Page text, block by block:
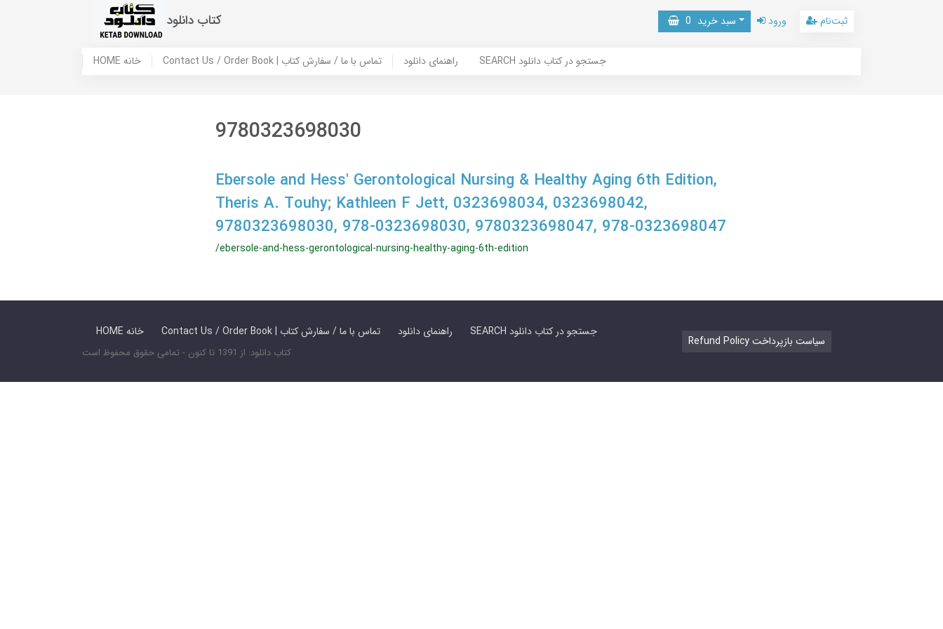
کتاب دانلود سبد خرید 0 ورود ثبت‌نام
HOME خانه Contact Us / Order Book | تماس با ما / سفارش کتاب راهنمای دانلود SEARCH جستجو در کتاب دانلود
9780323698030
Ebersole and Hess' Gerontological Nursing & Healthy Aging 6th Edition,
Theris A. Touhy; Kathleen F Jett, 0323698034, 0323698042,
9780323698030, 978-0323698030, 9780323698047, 978-0323698047
/ebersole-and-hess-gerontological-nursing-healthy-aging-6th-edition
HOME خانه Contact Us / Order Book | تماس با ما / سفارش کتاب راهنمای دانلود SEARCH جستجو در کتاب دانلود
کتاب دانلود: از 1391 تا کنون - تمامی حقوق محفوظ است
Refund Policy سیاست بازپرداخت